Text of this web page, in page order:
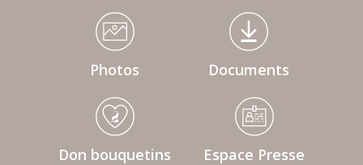
Médiathèque Footer
Photos Documents
Don bouquetins Espace Presse